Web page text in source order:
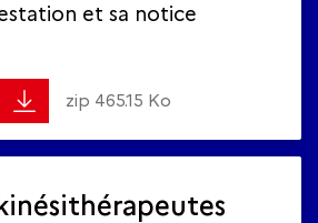
et sa notice
zip 465.15 Ko